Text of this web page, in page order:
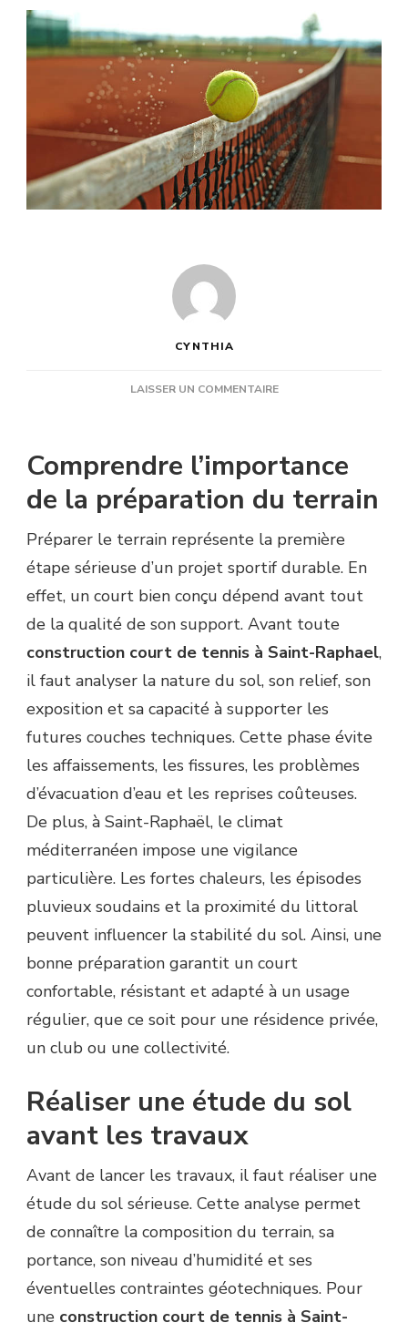
CYNTHIA
LAISSER UN COMMENTAIRESUR
TERRAIN
UNE
COURT
DE
À
SAINT-
?
Comprendre l’importance
de la préparation du terrain
Préparer le terrain représente la première
étape sérieuse d’un projet sportif durable. En
effet, un court bien conçu dépend avant tout
de la qualité de son support. Avant toute
construction court de tennis à Saint-Raphael,
il faut analyser la nature du sol, son relief, son
exposition et sa capacité à supporter les
futures couches techniques. Cette phase évite
les affaissements, les fissures, les problèmes
d’évacuation d’eau et les reprises coûteuses.
De plus, à Saint-Raphaël, le climat
méditerranéen impose une vigilance
particulière. Les fortes chaleurs, les épisodes
pluvieux soudains et la proximité du littoral
peuvent influencer la stabilité du sol. Ainsi, une
bonne préparation garantit un court
confortable, résistant et adapté à un usage
régulier, que ce soit pour une résidence privée,
un club ou une collectivité.
Réaliser une étude du sol
avant les travaux
Avant de lancer les travaux, il faut réaliser une
étude du sol sérieuse. Cette analyse permet
de connaître la composition du terrain, sa
portance, son niveau d’humidité et ses
éventuelles contraintes géotechniques. Pour
une construction court de tennis à Saint-